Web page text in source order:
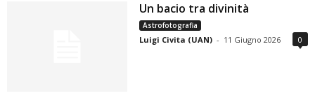
Un bacio tra divinità
Astrofotografia
Luigi Civita (UAN) - 11 Giugno 2026 0